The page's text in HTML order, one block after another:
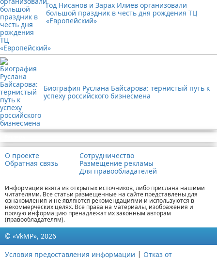
Год Нисанов и Зарах Илиев организовали
большой праздник в честь дня рождения ТЦ
«Европейский»
Биография Руслана Байсарова: тернистый путь к
успеху российского бизнесмена
О проекте
Обратная связь
Сотрудничество
Размещение рекламы
Для правообладателей
Информация взята из открытых источников, либо прислана нашими
читателями. Все статьи размещенные на сайте представлены для
ознакомления и не являются рекомендациями и используются в
некоммерческих целях. Все права на материалы, изображения и
прочую информацию пренадлежат их законным авторам
(правообладателям).
© «VkMP», 2026
Условия предоставления информации | Отказ от